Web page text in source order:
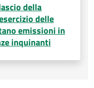
della
delle
emissioni in
inquinanti